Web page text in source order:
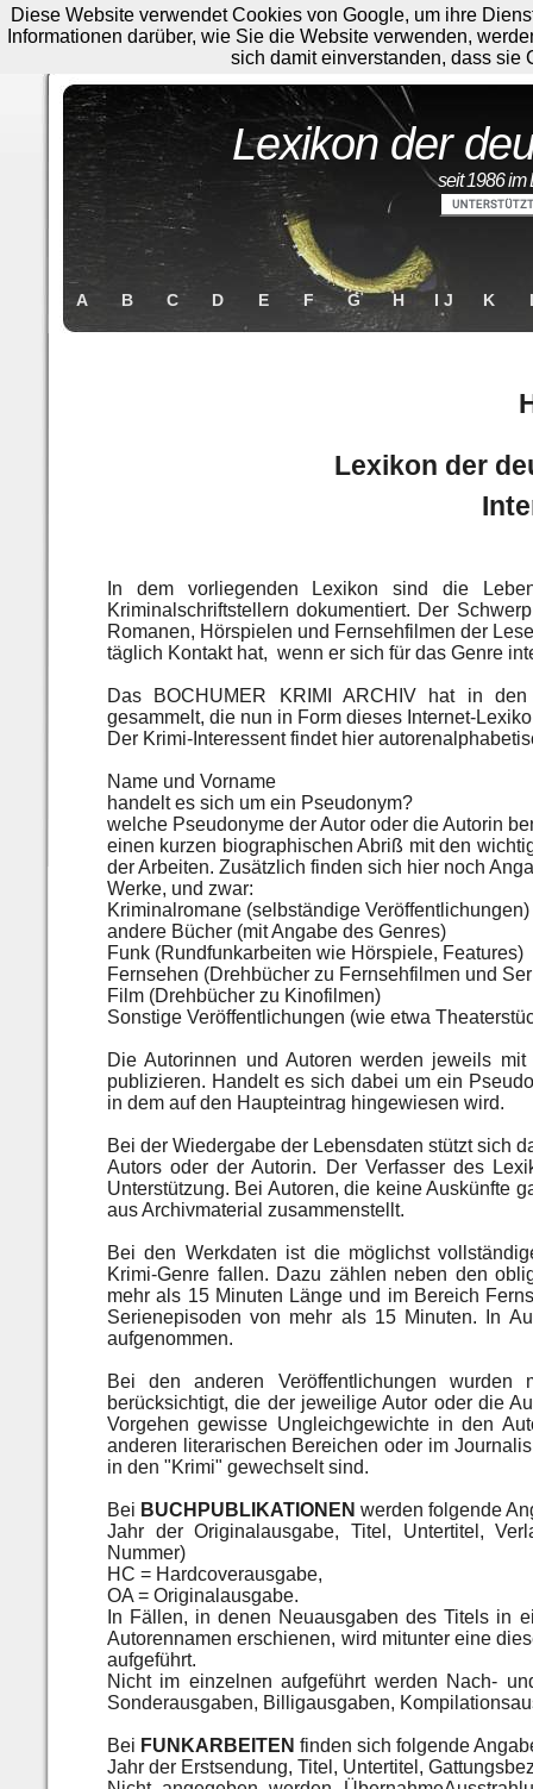
Lexikon der
seit 1986 im
A B C D E F G H I J K
Lexikon der
In dem vorliegenden Lexikon sind die
Kriminalschriftstellern dokumentiert. Der
Romanen, Hörspielen und Fernsehfilmen der
täglich Kontakt hat, wenn er sich für das Genre
Das BOCHUMER KRIMI ARCHIV hat in
gesammelt, die nun in Form dieses Internet-
Der Krimi-Interessent findet hier
Name und Vorname
handelt es sich um ein Pseudonym?
welche Pseudonyme der Autor oder die Autorin
einen kurzen biographischen Abriß mit den
der Arbeiten. Zusätzlich finden sich hier noch
Werke, und zwar:
Kriminalromane (selbständige Veröffentlichungen)
andere Bücher (mit Angabe des Genres)
Funk (Rundfunkarbeiten wie Hörspiele, Features)
Fernsehen (Drehbücher zu Fernsehfilmen und
Film (Drehbücher zu Kinofilmen)
Sonstige Veröffentlichungen (wie etwa
Die Autorinnen und Autoren werden jeweils
publizieren. Handelt es sich dabei um ein
in dem auf den Haupteintrag hingewiesen wird.
Bei der Wiedergabe der Lebensdaten stützt sich
Autors oder der Autorin. Der Verfasser des
Unterstützung. Bei Autoren, die keine Auskünfte
aus Archivmaterial zusammenstellt.
Bei den Werkdaten ist die möglichst
Krimi-Genre fallen. Dazu zählen neben den
mehr als 15 Minuten Länge und im Bereich
Serienepisoden von mehr als 15 Minuten. In
aufgenommen.
Bei den anderen Veröffentlichungen wurden
berücksichtigt, die der jeweilige Autor oder die
Vorgehen gewisse Ungleichgewichte in den
anderen literarischen Bereichen oder im
in den "Krimi" gewechselt sind.
Bei BUCHPUBLIKATIONEN werden folgende
Jahr der Originalausgabe, Titel, Untertitel,
Nummer)
HC = Hardcoverausgabe,
OA = Originalausgabe.
In Fällen, in denen Neuausgaben des Titels in
Autorennamen erschienen, wird mitunter eine
aufgeführt.
Nicht im einzelnen aufgeführt werden Nach-
Sonderausgaben, Billigausgaben,
Bei FUNKARBEITEN finden sich folgende
Jahr der Erstsendung, Titel, Untertitel,
Diese Website verwendet Cookies von Google, um ihre
Informationen darüber, wie Sie die Website verwenden,
sich damit einverstanden, dass sie